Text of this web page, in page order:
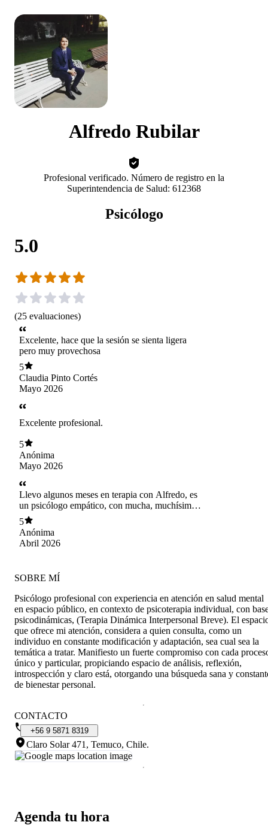
Alfredo Rubilar
Profesional verificado. Número de registro en la
Superintendencia de Salud: 612368
Psicólogo
5.0
(25 evaluaciones)
Excelente, hace que la sesión se sienta ligera
pero muy provechosa
5
Claudia Pinto Cortés
Mayo 2026
Excelente profesional.
5
Anónima
Mayo 2026
Llevo algunos meses en terapia con Alfredo, es
un psicólogo empático, con mucha, muchísima
vocación, se toma el tiempo necesario para cada
sesión, es muy profesional. Ojala todos pudiesen
conocer su trabajo y encontrarse con un
psicólogo como el. Más que recomendado.
5
Anónima
Abril 2026
Agenda tu hora
SOBRE MÍ
Psicólogo profesional con experiencia en atención en salud mental
en espacio público, en contexto de psicoterapia individual, con
psicodinámicas, (Terapia Dinámica Interpersonal Breve). El
que ofrece mi atención, considera a quien consulta, como un
individuo en constante modificación y adaptación, sea cual sea la
temática a tratar. Manifiesto un fuerte compromiso con cada
único y particular, propiciando espacio de análisis, reflexión,
introspección y claro está, otorgando una búsqueda sana y
de bienestar personal.
CONTACTO
+56 9 5871 8319
Claro Solar 471, Temuco, Chile.